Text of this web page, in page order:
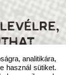
analitikára,
használ sütiket.